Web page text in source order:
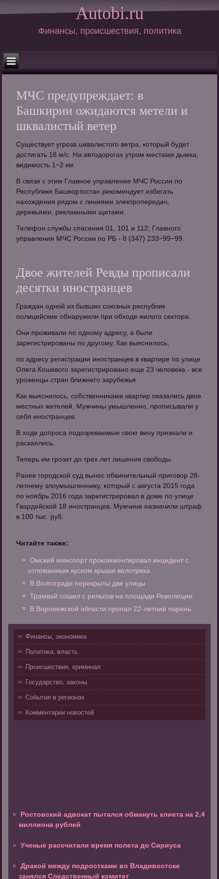
Autobi.ru
Финансы, происшествия, политика
МЧС предупреждает: в
Башкирии ожидаются метели и
шквалистый ветер
Существует угроза шквалистого ветра, который будет
достигать 18 м/с. На автодорогах утром местами дымка,
видимость 1−2 км.
В связи с этим Главное управление МЧС России по
Республике Башкортостан рекомендует избегать
нахождения рядом с линиями электропередач,
деревьями, рекламными щитами.
Телефон службы спасения 01, 101 и 112; Главного
управления МЧС России по РБ - 8 (347) 233−99−99.
Двое жителей Ревды прописали
десятки иностранцев
Граждан одной из бывших союзных республик
полицейские обнаружили при обходе жилого сектора.
Они проживали по одному адресу, а были
зарегистрированы по другому. Как выяснилось,
по адресу регистрации иностранцев в квартире по улице
Олега Кошевого зарегистрировано еще 23 человека - все
уроженцы стран ближнего зарубежья.
Как выяснилось, собственниками квартир оказались двое
местных жителей. Мужчины умышленно, прописывали у
себя иностранцев.
В ходе допроса подозреваемые свою вину признали и
раскаялись.
Теперь им грозит до трех лет лишения свободы.
Ранее городской суд вынес обвинительный приговор 28-
летнему злоумышленнику, который с августа 2015 года
по ноябрь 2016 года зарегистрировал в доме по улице
Гвардейской 18 иностранцев. Мужчине назначили штраф
в 100 тыс. руб.
Читайте также:
Омский минспорт прокомментировал инцидент с
отломанным куском крыши велотрека
В Волгограде перекрыты две улицы
Трамвай сошел с рельсов на площади Революции
В Воронежской области пропал 22-летний парень
Финансы, экономика
Политика, власть
Происшествия, криминал
Государство, законы
События в регионах
Комментарии новостей
Ростовский адвокат пытался обмануть клиета на 2,4
миллиона рублей
Ученые рассчитали время полета до Сириуса
Дракой между подростками во Владивостоке
занялся Следственный комитет